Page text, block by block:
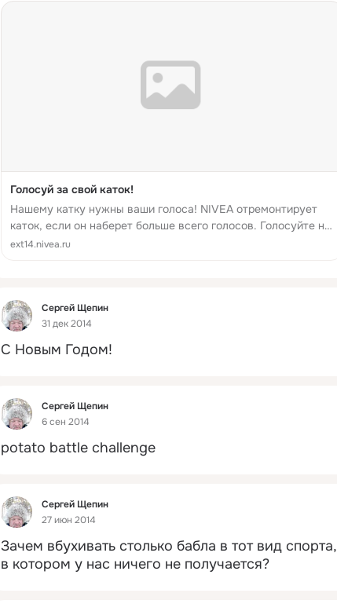
Голосуй за свой каток!
Нашему катку нужны ваши голоса! NIVEA отремонтирует
каток, если он наберет больше всего голосов. Голосуйте на
сайте!
ext14.nivea.ru
Фид
Сергей Щепин
31 дек 2014
С Новым Годом!
Фид
Сергей Щепин
6 сен 2014
potato battle challenge
Фид
Сергей Щепин
27 июн 2014
Зачем вбухивать столько бабла в тот вид спорта,
в котором у нас ничего не получается?